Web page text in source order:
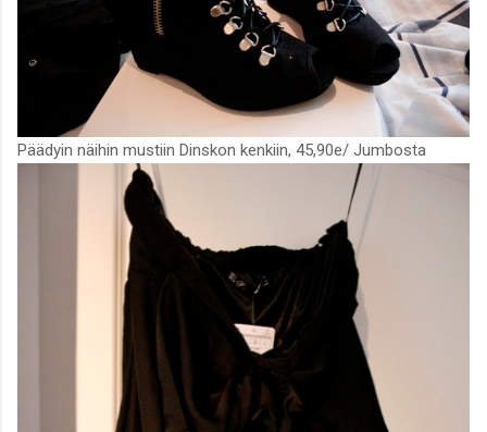
Päädyin näihin mustiin Dinskon kenkiin, 45,90e/ Jumbosta